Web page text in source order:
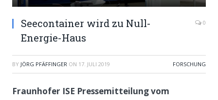
Seecontainer wird zu Null-
Energie-Haus
0
BY JÖRG PFÄFFINGER ON 17. JULI 2019 FORSCHUNG
Fraunhofer ISE Pressemitteilung vom